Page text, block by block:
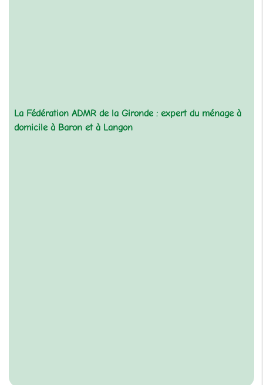
La Fédération ADMR de la Gironde : expert du ménage à
domicile à Baron et à Langon